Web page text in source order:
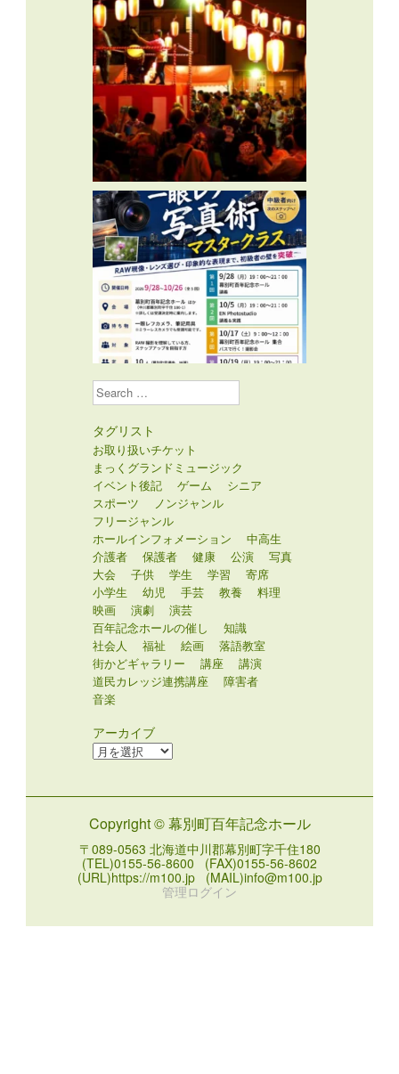
Search
タグリスト
お取り扱いチケット
まっくグランドミュージック
イベント後記
ゲーム
シニア
スポーツ
ノンジャンル
フリージャンル
ホールインフォメーション
中高生
介護者
保護者 健康 公演
写真
大会
子供 学生 学習
寄席
小学生
幼児 手芸 教養
料理
映画
演劇
演芸
百年記念ホールの催し
知識
社会人
福祉 絵画
落語教室
街かどギャラリー
講座
講演
道民カレッジ連携講座
障害者
音楽
アーカイブ
ア
ブ
Copyright © 幕別町百年記念ホール
〒089-0563 北海道中川郡幕別町字千住180
(TEL)0155-56-8600 (FAX)0155-56-8602
(URL)https://m100.jp (MAIL)info@m100.jp
管理ログイン